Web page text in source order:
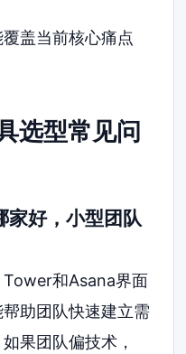
盖当前核心痛点
选型常见问
好，小型团队
和Asana界面
助团队快速建立需
果团队偏技术，